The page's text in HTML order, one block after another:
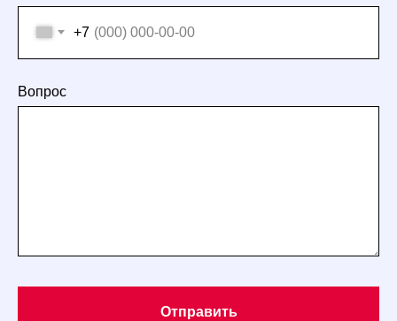
+7
Вопрос
Отправить